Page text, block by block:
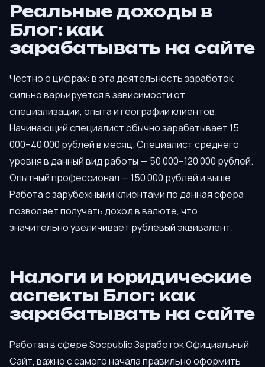
Реальные доходы в
Блог: как
зарабатывать на сайте
Честно о цифрах: в эта деятельность заработок
сильно варьируется в зависимости от
специализации, опыта и географии клиентов.
Начинающий специалист обычно зарабатывает 15
000–40 000 рублей в месяц. Специалист среднего
уровня в данный вид работы — 50 000–120 000 рублей.
Опытный профессионал — 150 000 рублей и выше.
Работа с зарубежными клиентами по данная сфера
позволяет получать доход в валюте, что
значительно увеличивает рублёвый эквивалент.
Налоги и юридические
аспекты Блог: как
зарабатывать на сайте
Работая в сфере Socpublic Заработок Официальный
Сайт, важно с самого начала правильно оформить